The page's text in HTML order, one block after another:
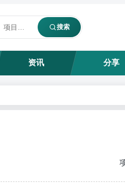
搜索
资讯 分享